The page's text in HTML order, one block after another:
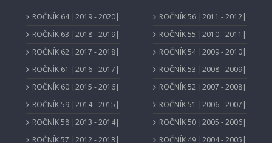
ROČNÍK 64 |2019 - 2020|
ROČNÍK 63 |2018 - 2019|
ROČNÍK 62 |2017 - 2018|
ROČNÍK 61 |2016 - 2017|
ROČNÍK 60 |2015 - 2016|
ROČNÍK 59 |2014 - 2015|
ROČNÍK 58 |2013 - 2014|
ROČNÍK 57 |2012 - 2013|
ROČNÍK 56 |2011 - 2012|
ROČNÍK 55 |2010 - 2011|
ROČNÍK 54 |2009 - 2010|
ROČNÍK 53 |2008 - 2009|
ROČNÍK 52 |2007 - 2008|
ROČNÍK 51 |2006 - 2007|
ROČNÍK 50 |2005 - 2006|
ROČNÍK 49 |2004 - 2005|